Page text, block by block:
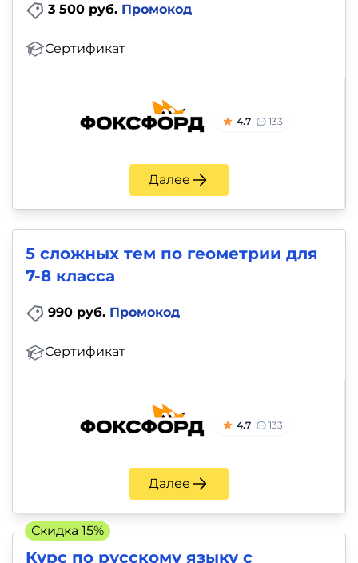
3 500 руб. Промокод
Сертификат
4.7 133
Далее
5 сложных тем по геометрии для
7-8 класса
990 руб. Промокод
Сертификат
4.7 133
Далее
Курс по русскому языку с
Скидка 15%